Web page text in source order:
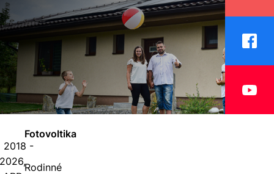
Fotovoltika
Rodinné
-